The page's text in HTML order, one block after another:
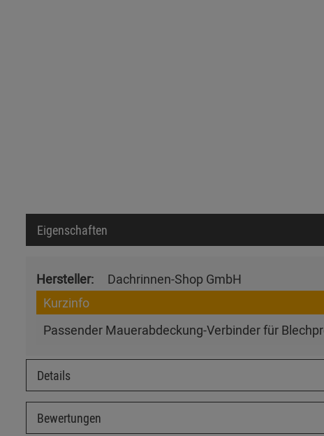
Eigenschaften
Hersteller:
Dachrinnen-Shop GmbH
Kurzinfo
Passender Mauerabdeckung-Verbinder für
Details
Bewertungen